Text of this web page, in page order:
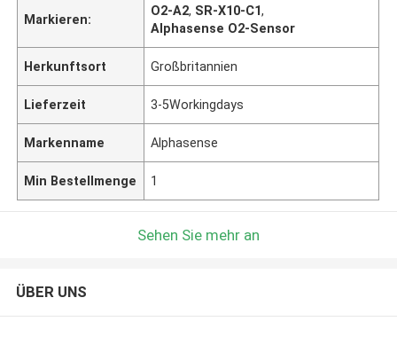
Markieren:
O2-A2, SR-X10-C1,
Alphasense O2-Sensor
Herkunftsort Großbritannien
Lieferzeit 3-5Workingdays
Markenname Alphasense
Min Bestellmenge 1
Sehen Sie mehr an
ÜBER UNS